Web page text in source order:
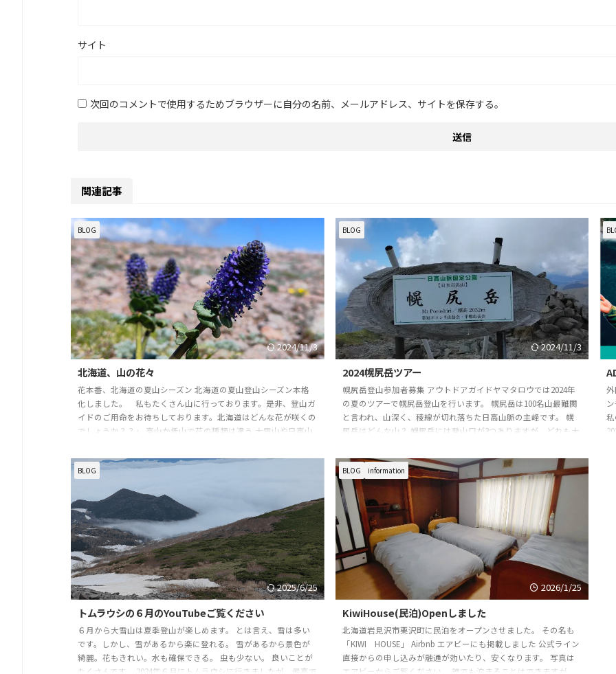
サイト
次回のコメントで使用するためブラウザーに自分の名前、メールアドレス、サイトを保存する。
関連記事
BLOG
2024/11/3
北海道、山の花々
花本番、北海道の夏山シーズン 北海道の夏山登山シーズン本格
化しました。 私もたくさん山に行っております。是非、登山ガ
イドのご用命をお待ちしております。北海道はどんな花が咲くの
でしょうか？？」 高山か低山で花の種類は違う 大雪山や日高山
例えばコマクサなんかは高山のレキ、ガレ場にしか咲いていませ
ん。イワウメなんかも標高の高いところが生育に適しています。
一方、サンカヨウやエンレイソウ、ギンリョウソウ、ウバユリは
比較的標高の低いところで花を咲か ...
BLOG
2024/11/3
2024幌尻岳ツアー
幌尻岳登山参加者募集 アウトドアガイドヤマタロウでは2024年
の夏のツアーで幌尻岳登山を行います。 幌尻岳は100名山最難関
と言われ、山深く、稜線が切れ落ちた日高山脈の主峰です。 幌
尻岳はどんな山？ 幌尻岳には登山口が3つありますが、どれも大
ャトルバスの予約、そしてアプローチも悪い山です。私のツアー
では平取町の振内ルートから登ります。 振内ルートはどんな感
じ？ 幌尻岳には登山口が3つありますが、どれも大変なルートで
す。その中でも距離が一番短く、山小 ...
BLOG
2025/6/25
トムラウシの６月のYouTubeご覧ください
６月から大雪山は夏季登山が楽しめます。 とは言え、雪は多い
です。しかし、雪があるから楽に登れる。 雪があるから景色が
綺麗。花もきれい。水も確保できる。 虫も少ない。 良いことが
たくさんです。 2024年６月にトムラウシに行きましたが、最高で
BLOG information
2026/1/25
KiwiHouse(民泊)Openしました
北海道岩見沢市栗沢町に民泊をオープンさせました。 その名も
「KIWI HOUSE」 Airbnb エアビーにも掲載しました 公式ライン
直接からの申し込みが融通が効いたり、安くなります。 写真は
エアビーからご覧ください。 誰でも泊まることはできますが、